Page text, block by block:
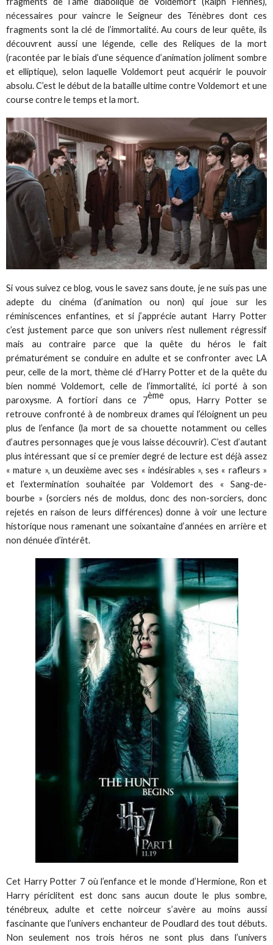
nécessaires pour vaincre le Seigneur des Ténèbres dont ces
fragments sont la clé de l’immortalité. Au cours de leur quête, ils
découvrent aussi une légende, celle des Reliques de la mort
(racontée par le biais d’une séquence d’animation joliment sombre
et elliptique), selon laquelle Voldemort peut acquérir le pouvoir
absolu. C’est le début de la bataille ultime contre Voldemort et une
course contre le temps et la mort.
Si vous suivez ce blog, vous le savez sans doute, je ne suis pas une
adepte du cinéma (d’animation ou non) qui joue sur les
réminiscences enfantines, et si j’apprécie autant Harry Potter
c’est justement parce que son univers n’est nullement régressif
mais au contraire parce que la quête du héros le fait
prématurément se conduire en adulte et se confronter avec LA
peur, celle de la mort, thème clé d’Harry Potter et de la quête du
bien nommé Voldemort, celle de l’immortalité, ici porté à son
paroxysme. A fortiori dans ce 7ème opus, Harry Potter se
retrouve confronté à de nombreux drames qui l’éloignent un peu
plus de l’enfance (la mort de sa chouette notamment ou celles
d’autres personnages que je vous laisse découvrir). C’est d’autant
plus intéressant que si ce premier degré de lecture est déjà assez
« mature », un deuxième avec ses « indésirables », ses « rafleurs »
et l’extermination souhaitée par Voldemort des « Sang-de-
bourbe » (sorciers nés de moldus, donc des non-sorciers, donc
rejetés en raison de leurs différences) donne à voir une lecture
historique nous ramenant une soixantaine d’années en arrière et
non dénuée d’intérêt.
Cet Harry Potter 7 où l’enfance et le monde d’Hermione, Ron et
Harry périclitent est donc sans aucun doute le plus sombre,
ténébreux, adulte et cette noirceur s’avère au moins aussi
fascinante que l’univers enchanteur de Poudlard des tout débuts.
Non seulement nos trois héros ne sont plus dans l’univers